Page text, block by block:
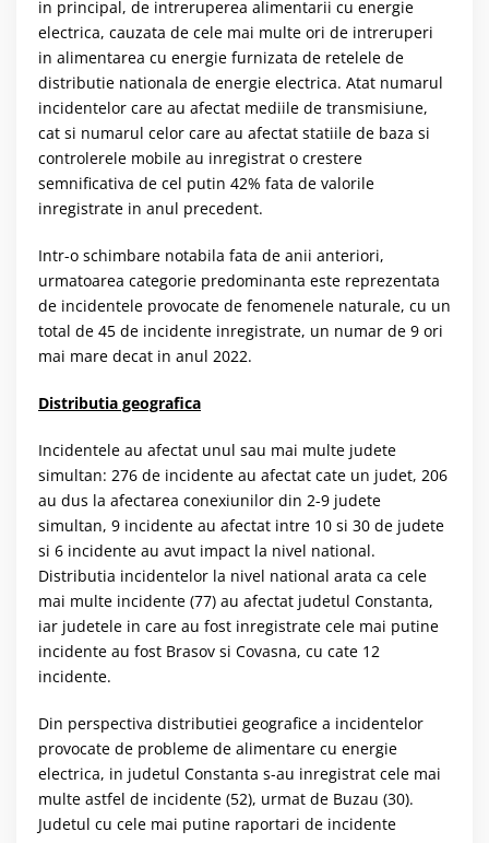
in principal, de intreruperea alimentarii cu energie
electrica, cauzata de cele mai multe ori de intreruperi
in alimentarea cu energie furnizata de retelele de
distributie nationala de energie electrica. Atat numarul
incidentelor care au afectat mediile de transmisiune,
cat si numarul celor care au afectat statiile de baza si
controlerele mobile au inregistrat o crestere
semnificativa de cel putin 42% fata de valorile
inregistrate in anul precedent.
Intr-o schimbare notabila fata de anii anteriori,
urmatoarea categorie predominanta este reprezentata
de incidentele provocate de fenomenele naturale, cu un
total de 45 de incidente inregistrate, un numar de 9 ori
mai mare decat in anul 2022.
Distributia geografica
Incidentele au afectat unul sau mai multe judete
simultan: 276 de incidente au afectat cate un judet, 206
au dus la afectarea conexiunilor din 2-9 judete
simultan, 9 incidente au afectat intre 10 si 30 de judete
si 6 incidente au avut impact la nivel national.
Distributia incidentelor la nivel national arata ca cele
mai multe incidente (77) au afectat judetul Constanta,
iar judetele in care au fost inregistrate cele mai putine
incidente au fost Brasov si Covasna, cu cate 12
incidente.
Din perspectiva distributiei geografice a incidentelor
provocate de probleme de alimentare cu energie
electrica, in judetul Constanta s-au inregistrat cele mai
multe astfel de incidente (52), urmat de Buzau (30).
Judetul cu cele mai putine raportari de incidente